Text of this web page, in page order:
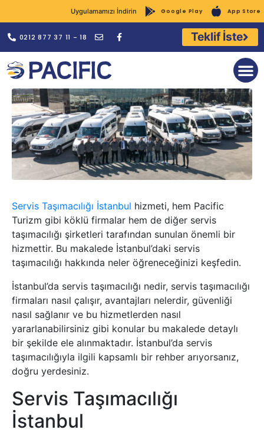
Uygulamamızı İndirin Google Play App Store
0212 877 37 11 - 18 Teklif İste
Servis Taşımacılığı İstanbul hizmeti, hem Pacific
Turizm gibi köklü firmalar hem de diğer servis
taşımacılığı şirketleri tarafından sunulan önemli bir
hizmettir. Bu makalede İstanbul’daki servis
taşımacılığı hakkında neler öğreneceğinizi keşfedin.
İstanbul’da servis taşımacılığı nedir, servis taşımacılığı
firmaları nasıl çalışır, avantajları nelerdir, güvenliği
nasıl sağlanır ve bu hizmetlerden nasıl
yararlanabilirsiniz gibi konular bu makalede detaylı
bir şekilde ele alınmaktadır. İstanbul’da servis
taşımacılığıyla ilgili kapsamlı bir rehber arıyorsanız,
doğru yerdesiniz.
Servis Taşımacılığı
İstanbul